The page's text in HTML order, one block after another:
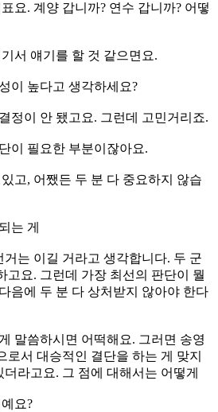
요. 계양 갑니까? 연수 갑니까? 어떻
서 얘기를 할 것 같으면요.
이 높다고 생각하세요?
정이 안 됐고요. 그런데 고민거리죠.
이 필요한 부분이잖아요.
고, 어쨌든 두 분 다 중요하지 않습
는 게
는 이길 거라고 생각합니다. 두 군
고요. 그런데 가장 최선의 판단이 뭘
음에 두 분 다 상처받지 않아야 한다
말씀하시면 어떡해요. 그러면 송영
로서 대승적인 결단을 하는 게 맞지
라고요. 그 점에 대해서는 어떻게
요?